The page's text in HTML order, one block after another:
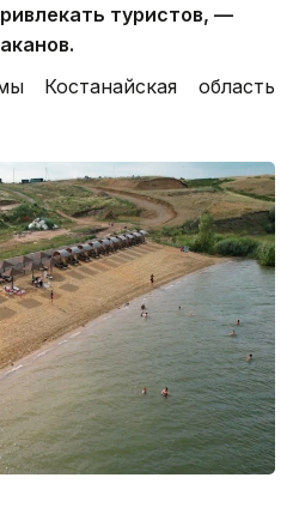
туристов, —
Костанайская область